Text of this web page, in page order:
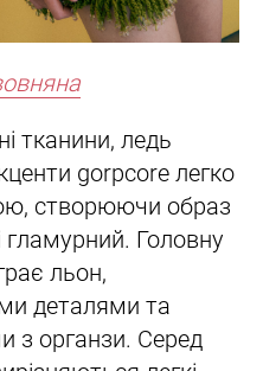
тканини, ледь
gorpcore легко
створюючи образ
гламурний. Головну
льон,
деталями та
з органзи. Серед